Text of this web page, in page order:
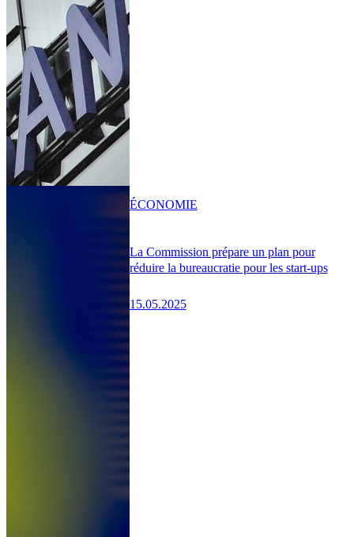
La Commission prépare un plan pour
réduire la bureaucratie pour les start-ups
15.05.2025
ÉCONOMIE